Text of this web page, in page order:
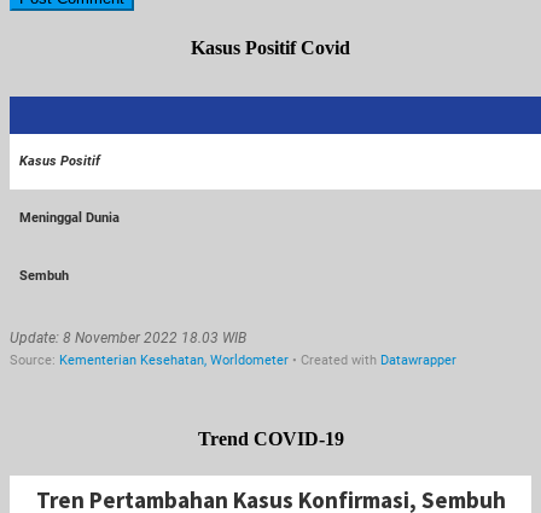
Kasus Positif Covid
Trend COVID-19